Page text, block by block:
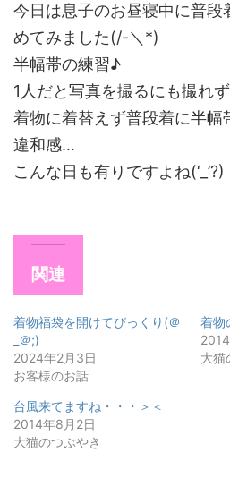
今日は息子のお昼寝中に普段
めてみました(/-＼*)
半幅帯の練習♪
1人だと写真を撮るにも撮れ
着物に着替えず普段着に半幅
違和感…
こんな日も有りですよね(‘_’?)
関連
着物福袋を開けてびっくり(＠
_＠;)
2024年2月3日
お客様のお話
着物
大猫
台風来てますね・・・＞＜
2014年8月2日
大猫のつぶやき